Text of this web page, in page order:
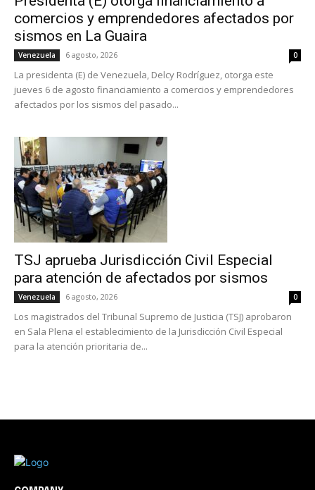
comercios y emprendedores afectados por
sismos en La Guaira
Venezuela 6 agosto, 2026 0
La presidenta (E) de Venezuela, Delcy Rodríguez, otorga este
jueves 6 de agosto financiamiento a comercios y emprendedores
afectados por los sismos del pasado...
TSJ aprueba Jurisdicción Civil Especial
para atención de afectados por sismos
Venezuela 6 agosto, 2026 0
Los magistrados del Tribunal Supremo de Justicia (TSJ) aprobaron
en Sala Plena el establecimiento de la Jurisdicción Civil Especial
para la atención prioritaria de...